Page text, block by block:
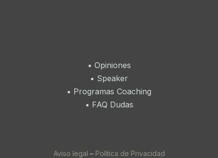
• Opiniones
• Speaker
• Programas Coaching
• FAQ Dudas
Aviso legal – Política de Privacidad